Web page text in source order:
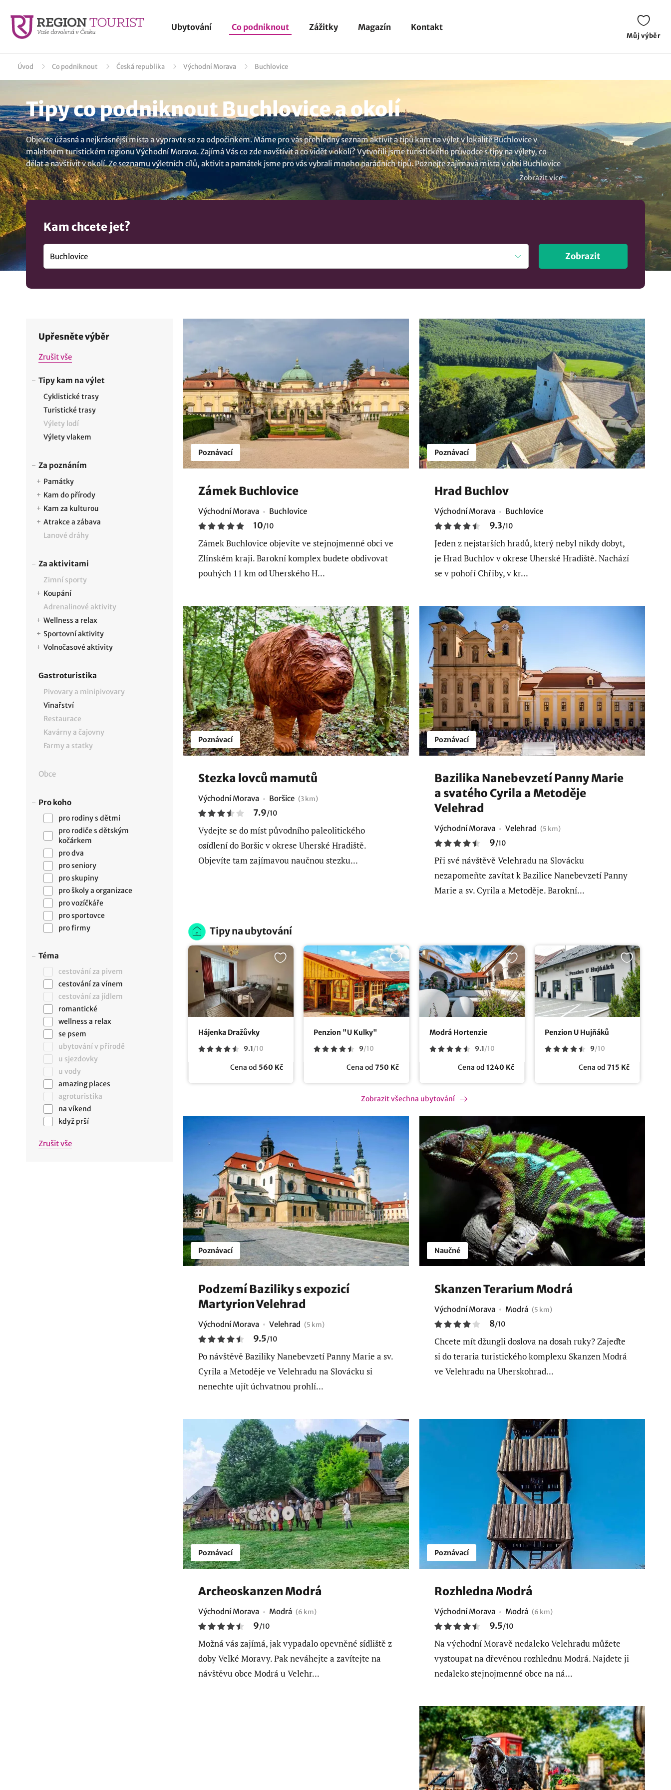
Ubytování Co podniknout Zážitky Magazín Kontakt
Můj výběr
Úvod Co podniknout Česká republika Východní Morava Buchlovice
Tipy co podniknout Buchlovice a okolí
Objevte úžasná a nejkrásnější místa a vypravte se za odpočinkem. Máme pro vás přehledný seznam aktivit a tipů kam na výlet v lokalitě Buchlovice v
malebném turistickém regionu Východní Morava. Zajímá Vás co zde navštívit a co vidět v okolí? Vytvořili jsme turistického průvodce s tipy na výlety, co
dělat a navštívit v okolí. Ze seznamu výletních cílů, aktivit a památek jsme pro vás vybrali mnoho parádních tipů. Poznejte zajímavá místa v obci Buchlovice
a prohlédněte si tyto možnosti:Zámek Buchlovice
. Nebo navštivte Zlínský kraj s mnoha zajímavými místy. Vypravit se na výlet znamená
obohatit svůj život o nové poznatky. Je to skvělá odpočinková aktivita při které si nejen odpočinete, ale také najdete inspiraci kudy z nudy.
Zobrazit více
Kam chcete jet?
Zobrazit
Upřesněte výběr
Zrušit vše
Tipy kam na výlet
Cyklistické trasy
Turistické trasy
Výlety lodí
Výlety vlakem
Za poznáním
Památky
Kam do přírody
Kam za kulturou
Atrakce a zábava
Lanové dráhy
Za aktivitami
Zimní sporty
Koupání
Adrenalinové aktivity
Wellness a relax
Sportovní aktivity
Volnočasové aktivity
Gastroturistika
Pivovary a minipivovary
Vinařství
Restaurace
Kavárny a čajovny
Farmy a statky
Obce
Pro koho
pro rodiny s dětmi
pro rodiče s dětským
kočárkem
pro dva
pro seniory
pro skupiny
pro školy a organizace
pro vozíčkáře
pro sportovce
pro firmy
Téma
cestování za pivem
cestování za vínem
cestování za jídlem
romantické
wellness a relax
se psem
ubytování v přírodě
u sjezdovky
u vody
amazing places
agroturistika
na víkend
když prší
Zrušit vše
Poznávací
Zámek Buchlovice
Východní Morava Buchlovice
10/10
Zámek Buchlovice objevíte ve stejnojmenné obci ve
Zlínském kraji. Barokní komplex budete obdivovat
pouhých 11 km od Uherského H...
Poznávací
Hrad Buchlov
Východní Morava Buchlovice
9.3/10
Jeden z nejstarších hradů, který nebyl nikdy dobyt,
je Hrad Buchlov v okrese Uherské Hradiště. Nachází
se v pohoří Chřiby, v kr...
Poznávací
Stezka lovců mamutů
Východní Morava Boršice (3 km)
7.9/10
Vydejte se do míst původního paleolitického
osídlení do Boršic v okrese Uherské Hradiště.
Objevíte tam zajímavou naučnou stezku...
Poznávací
Bazilika Nanebevzetí Panny Marie
a svatého Cyrila a Metoděje
Velehrad
Východní Morava Velehrad (5 km)
9/10
Při své návštěvě Velehradu na Slovácku
nezapomeňte zavítat k Bazilice Nanebevzetí Panny
Marie a sv. Cyrila a Metoděje. Barokní...
Tipy na ubytování
Hájenka Dražůvky
9.1/10
Cena od 560 Kč
Penzion "U Kulky"
9/10
Cena od 750 Kč
Modrá Hortenzie
9.1/10
Cena od 1240 Kč
Penzion U Hujňáků
9/10
Cena od 715 Kč
Zobrazit všechna ubytování
Poznávací
Podzemí Baziliky s expozicí
Martyrion Velehrad
Východní Morava Velehrad (5 km)
9.5/10
Po návštěvě Baziliky Nanebevzetí Panny Marie a sv.
Cyrila a Metoděje ve Velehradu na Slovácku si
nenechte ujít úchvatnou prohlí...
Naučné
Skanzen Terarium Modrá
Východní Morava Modrá (5 km)
8/10
Chcete mít džungli doslova na dosah ruky? Zajeďte
si do teraria turistického komplexu Skanzen Modrá
ve Velehradu na Uherskohrad...
Poznávací
Archeoskanzen Modrá
Východní Morava Modrá (6 km)
9/10
Možná vás zajímá, jak vypadalo opevněné sídliště z
doby Velké Moravy. Pak neváhejte a zavítejte na
návštěvu obce Modrá u Velehr...
Poznávací
Rozhledna Modrá
Východní Morava Modrá (6 km)
9.5/10
Na východní Moravě nedaleko Velehradu můžete
vystoupat na dřevěnou rozhlednu Modrá. Najdete ji
nedaleko stejnojmenné obce na ná...